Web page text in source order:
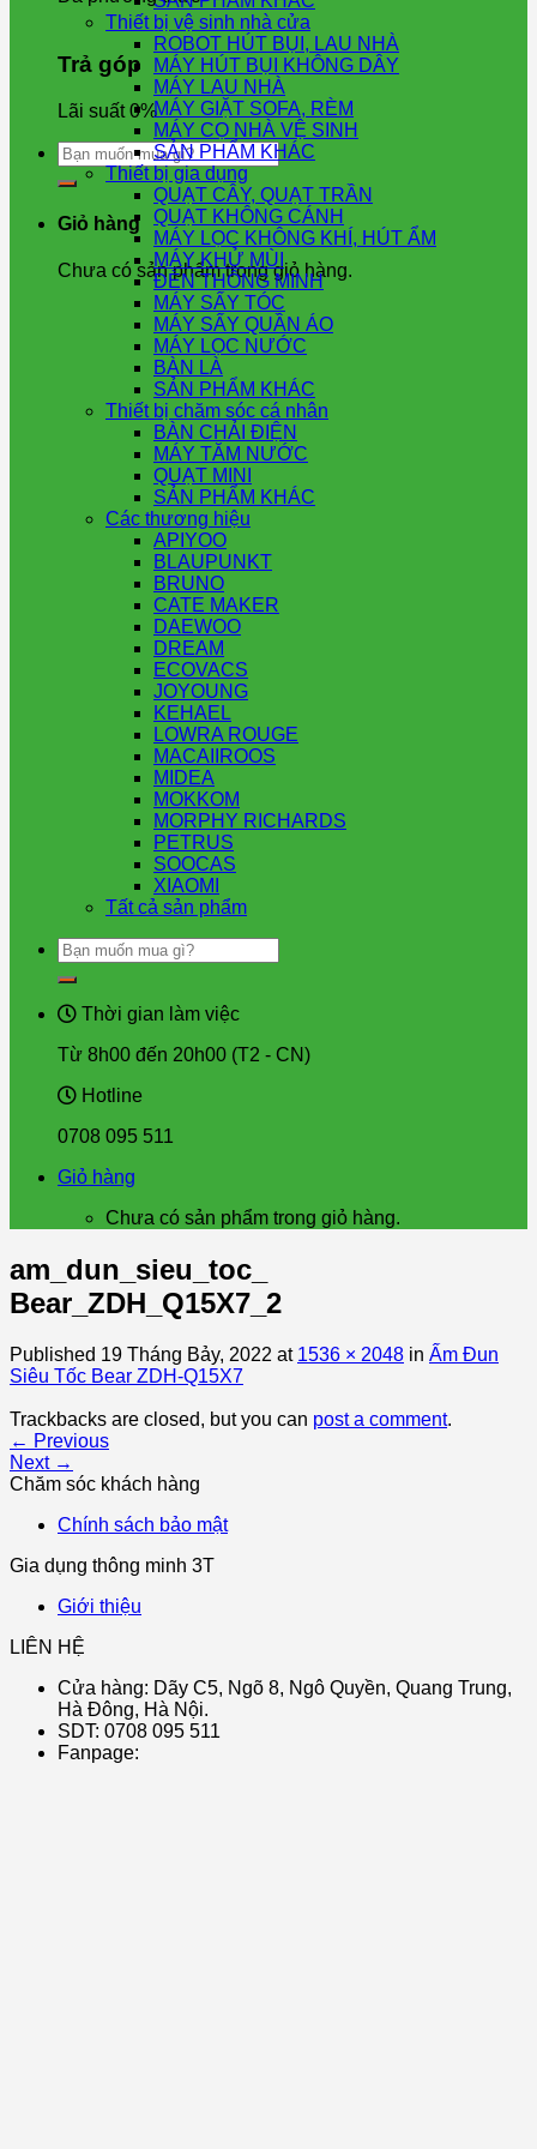
Trả góp
Lãi suất 0%
Tìm
kiếm:
Giỏ hàng
Chưa có sản phẩm trong giỏ hàng.
Thiết bị vệ sinh nhà cửa
ROBOT HÚT BỤI, LAU NHÀ
MÁY HÚT BỤI KHÔNG DÂY
MÁY LAU NHÀ
MÁY GIẶT SOFA, RÈM
MÁY CỌ NHÀ VỆ SINH
SẢN PHẨM KHÁC
Thiết bị gia dụng
QUẠT CÂY, QUẠT TRẦN
QUẠT KHÔNG CÁNH
MÁY LỌC KHÔNG KHÍ, HÚT ẨM
MÁY KHỬ MÙI
ĐÈN THÔNG MINH
MÁY SẤY TÓC
MÁY SẤY QUẦN ÁO
MÁY LỌC NƯỚC
BÀN LÀ
SẢN PHẨM KHÁC
Thiết bị chăm sóc cá nhân
BÀN CHẢI ĐIỆN
MÁY TĂM NƯỚC
QUẠT MINI
SẢN PHẨM KHÁC
Các thương hiệu
APIYOO
BLAUPUNKT
BRUNO
CATE MAKER
DAEWOO
DREAM
ECOVACS
JOYOUNG
KEHAEL
LOWRA ROUGE
MACAIIROOS
MIDEA
MOKKOM
MORPHY RICHARDS
PETRUS
SOOCAS
XIAOMI
Tất cả sản phẩm
Tìm
kiếm:
Thời gian làm việc
Từ 8h00 đến 20h00 (T2 - CN)
Hotline
0708 095 511
Giỏ hàng
Chưa có sản phẩm trong giỏ hàng.
am_dun_sieu_toc_
Bear_ZDH_Q15X7_2
Published 19 Tháng Bảy, 2022 at 1536 × 2048 in Ấm Đun
Siêu Tốc Bear ZDH-Q15X7
Trackbacks are closed, but you can post a comment.
← Previous
Next →
Chăm sóc khách hàng
Chính sách bảo mật
Gia dụng thông minh 3T
Giới thiệu
LIÊN HỆ
Cửa hàng: Dãy C5, Ngõ 8, Ngô Quyền, Quang Trung,
Hà Đông, Hà Nội.
SDT: 0708 095 511
Fanpage: